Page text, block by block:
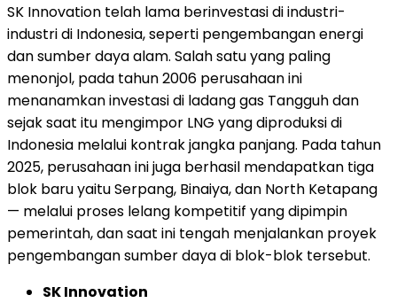
SK Innovation telah lama berinvestasi di industri-
industri di Indonesia, seperti pengembangan energi
dan sumber daya alam. Salah satu yang paling
menonjol, pada tahun 2006 perusahaan ini
menanamkan investasi di ladang gas Tangguh dan
sejak saat itu mengimpor LNG yang diproduksi di
Indonesia melalui kontrak jangka panjang. Pada tahun
2025, perusahaan ini juga berhasil mendapatkan tiga
blok baru yaitu Serpang, Binaiya, dan North Ketapang
— melalui proses lelang kompetitif yang dipimpin
pemerintah, dan saat ini tengah menjalankan proyek
pengembangan sumber daya di blok-blok tersebut.
SK Innovation